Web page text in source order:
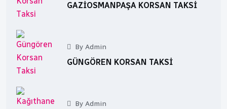
GAZIOSMANPAŞA KORSAN TAKSI
By Admin
GÜNGÖREN KORSAN TAKSI
By Admin